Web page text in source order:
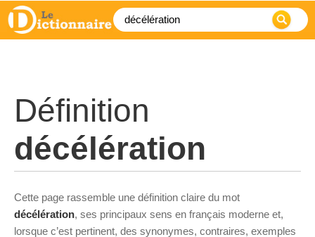
Définition
décélération
Cette page rassemble une définition claire du mot
décélération, ses principaux sens en français moderne et,
lorsque c’est pertinent, des synonymes, contraires, exemples